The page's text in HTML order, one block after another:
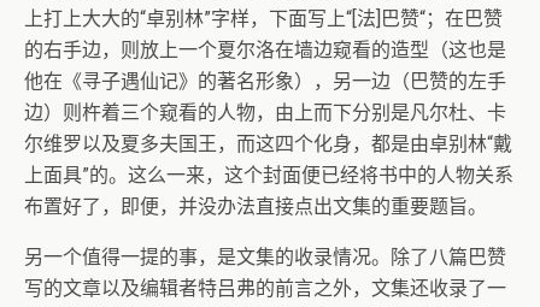
上打上大大的“卓别林”字样，下面写上“[法]巴赞“；在巴赞
的右手边，则放上一个夏尔洛在墙边窥看的造型（这也是
他在《寻子遇仙记》的著名形象），另一边（巴赞的左手
边）则杵着三个窥看的人物，由上而下分别是凡尔杜、卡
尔维罗以及夏多夫国王，而这四个化身，都是由卓别林“戴
上面具”的。这么一来，这个封面便已经将书中的人物关系
布置好了，即便，并没办法直接点出文集的重要题旨。
另一个值得一提的事，是文集的收录情况。除了八篇巴赞
写的文章以及编辑者特吕弗的前言之外，文集还收录了一